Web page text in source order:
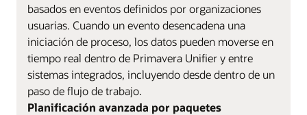
basados en eventos definidos por organizaciones
usuarias. Cuando un evento desencadena una
iniciación de proceso, los datos pueden moverse en
tiempo real dentro de Primavera Unifier y entre
sistemas integrados, incluyendo desde dentro de un
paso de flujo de trabajo.
Planificación avanzada por paquetes